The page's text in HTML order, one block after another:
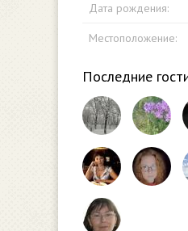
Дата рождения:
Местоположение:
Последние